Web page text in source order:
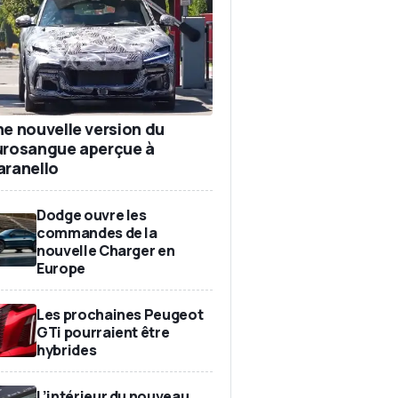
nouvelle version du
aperçue à
Dodge ouvre les
commandes de la
nouvelle Charger en
Europe
Les prochaines Peugeot
GTi pourraient être
hybrides